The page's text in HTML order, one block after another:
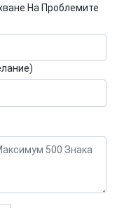
На Проблемите